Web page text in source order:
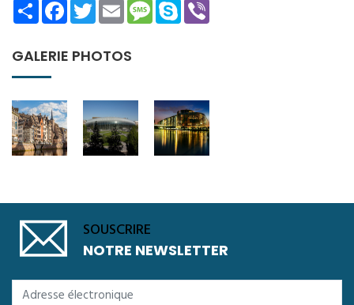
ShareFacebookTwitterEmail Message
Skype
GALERIE PHOTOS
SOUSCRIRE
NOTRE NEWSLETTER